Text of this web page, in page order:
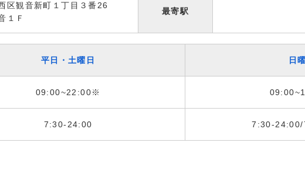
区観音新町１丁目３番26
１Ｆ
最寄駅
平日・土曜日 日
09:00~22:00※
7:30-24:00 7:30-